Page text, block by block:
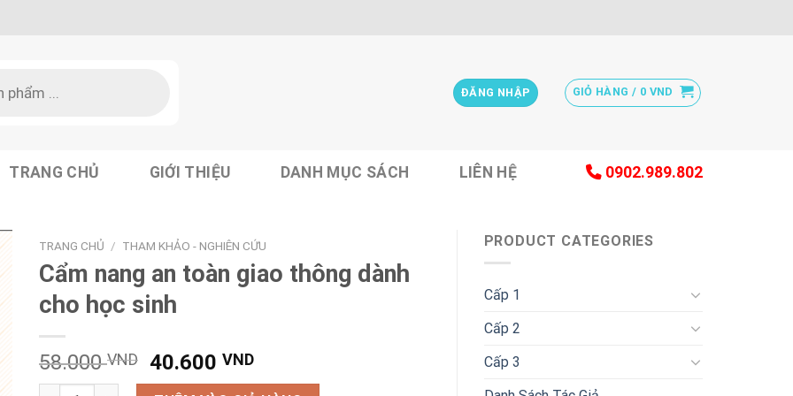
ĐĂNG NHẬP GIỎ HÀNG / 0 VND
TRANG CHỦ GIỚI THIỆU DANH MỤC SÁCH LIÊN HỆ 0902.989.802
TRANG CHỦ / THAM KHẢO - NGHIÊN CỨU
Cẩm nang an toàn giao thông dành
cho học sinh
58.000VND
Giá
gốc
40.600VNDGiá
hiện
Cẩm nang an toàn giao thông dành cho học sinh số lượng
PRODUCT CATEGORIES
Cấp 1
Cấp 2
Cấp 3